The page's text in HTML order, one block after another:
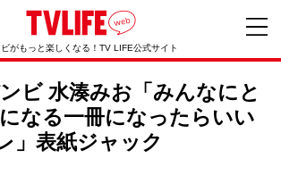
がもっと楽しくなる！TV LIFE公式サイト
ビ 水湊みお「みんなにと
なる一冊になったらいい
」表紙ジャック